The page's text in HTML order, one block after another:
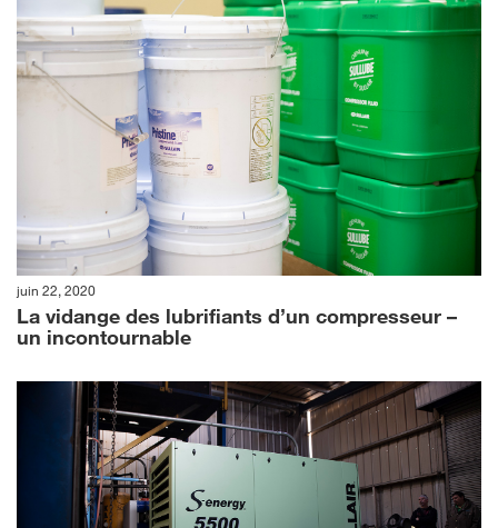
juin 22, 2020
La vidange des lubrifiants d’un compresseur –
un incontournable